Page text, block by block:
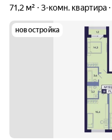
71,2 м²
3-комн. квартира
новостройка